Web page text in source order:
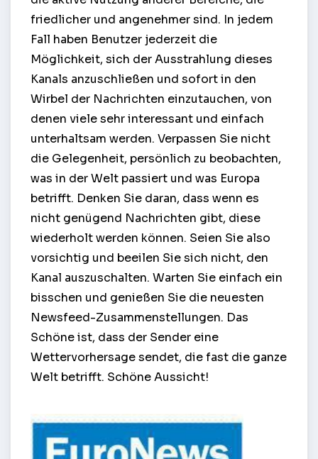
friedlicher und angenehmer sind. In jedem
Fall haben Benutzer jederzeit die
Möglichkeit, sich der Ausstrahlung dieses
Kanals anzuschließen und sofort in den
Wirbel der Nachrichten einzutauchen, von
denen viele sehr interessant und einfach
unterhaltsam werden. Verpassen Sie nicht
die Gelegenheit, persönlich zu beobachten,
was in der Welt passiert und was Europa
betrifft. Denken Sie daran, dass wenn es
nicht genügend Nachrichten gibt, diese
wiederholt werden können. Seien Sie also
vorsichtig und beeilen Sie sich nicht, den
Kanal auszuschalten. Warten Sie einfach ein
bisschen und genießen Sie die neuesten
Newsfeed-Zusammenstellungen. Das
Schöne ist, dass der Sender eine
Wettervorhersage sendet, die fast die ganze
Welt betrifft. Schöne Aussicht!